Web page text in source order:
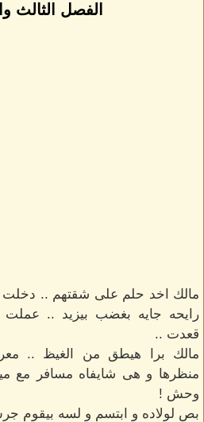
الفصل الثالث
مالك اخد حلم على شقتهم ..
رايحه جايه بغضب بيزيد ..
قعدت ..
مالك برا هيطق من الغيظ ..
منظرها و هى شايفاه مسافر مع
وحش !
بص لولاده و ابتسم و لسه بيقوم